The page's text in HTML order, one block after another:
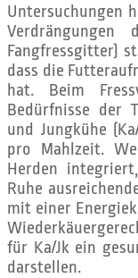
Untersuchungen
Fangfressgitter)
dass die
hat. Beim
Bedürfnisse der
und Jungkühe
pro Mahlzeit.
Herden
Ruhe
mit einer
für Ka/Jk ein
darstellen.